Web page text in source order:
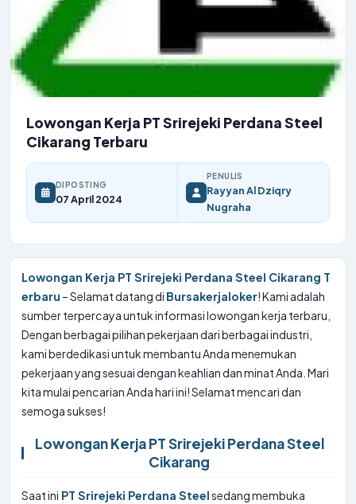
Lowongan Kerja PT Srirejeki Perdana Steel
Cikarang Terbaru
DIPOSTING
07 April 2024
PENULIS
Rayyan Al Dziqry
Nugraha
Lowongan Kerja PT Srirejeki Perdana Steel Cikarang T
erbaru – Selamat datang di Bursakerjaloker! Kami adalah
sumber terpercaya untuk informasi lowongan kerja terbaru,
Dengan berbagai pilihan pekerjaan dari berbagai industri,
kami berdedikasi untuk membantu Anda menemukan
pekerjaan yang sesuai dengan keahlian dan minat Anda. Mari
kita mulai pencarian Anda hari ini! Selamat mencari dan
semoga sukses!
Lowongan Kerja PT Srirejeki Perdana Steel
Cikarang
Saat ini PT Srirejeki Perdana Steelsedang membuka